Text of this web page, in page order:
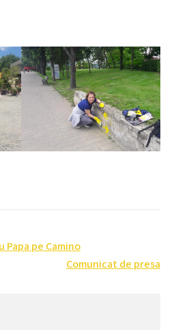
Papa pe Camino
Comunicat de presa